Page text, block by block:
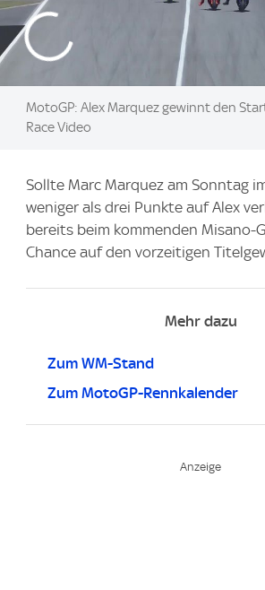
MotoGP: Alex Marquez gewinnt den
Race Video
Sollte Marc Marquez am Sonntag
weniger als drei Punkte auf Alex
bereits beim kommenden Misano-
Chance auf den vorzeitigen
Mehr dazu
Zum WM-Stand
Zum MotoGP-Rennkalender